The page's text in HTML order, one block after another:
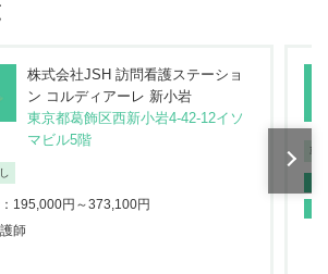
株式会社JSH 訪問看護ステーショ
ン コルディアーレ 新小岩
東京都葛飾区西新小岩4-42-12イソ
マビル5階
195,000円～373,100円
師
車